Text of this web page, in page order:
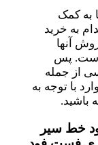
خرید
پس
توجه به
سیر